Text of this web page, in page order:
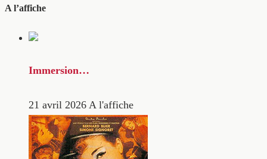
A l’affiche
Immersion…
21 avril 2026 A l'affiche